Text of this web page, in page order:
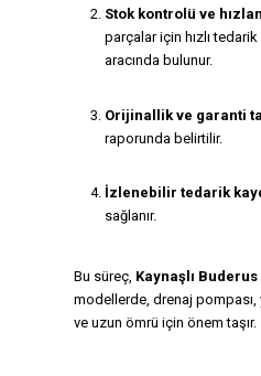
Stok kontrolü ve
parçalar için hızlı tedarik
aracında bulunur.
Orijinallik ve garanti
raporunda belirtilir.
İzlenebilir tedarik
sağlanır.
Bu süreç, Kaynaşlı
modellerde, drenaj
ve uzun ömrü için önem taşır.